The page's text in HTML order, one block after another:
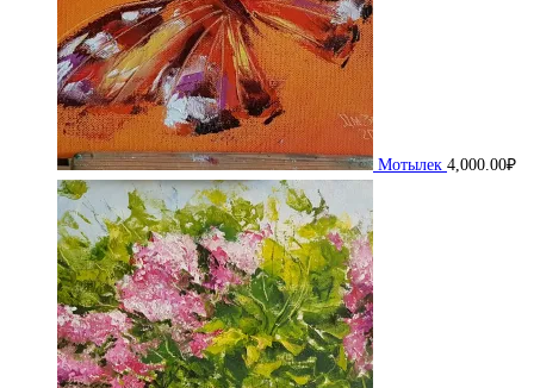
Мотылек 4,000.00₽